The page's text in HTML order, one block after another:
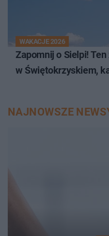
WAKACJE 2026
Zapomnij o Sielpi!
w Świętokrzyskiem,
NAJNOWSZE